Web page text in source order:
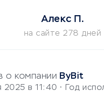
о компании ByBit
2025 в 11:40 • Год
Алекс П.
на сайте 278 дней